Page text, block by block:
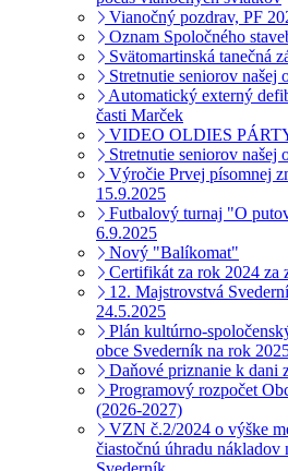
Vianočný pozdrav, PF
Oznam Spoločného
Svätomartinská tanečná
Stretnutie seniorov našej
Automatický externý
časti Marček
VIDEO OLDIES
Stretnutie seniorov našej
Výročie Prvej písomnej
15.9.2025
Futbalový turnaj "O
6.9.2025
Nový "Balíkomat"
Certifikát za rok 2024 za
12. Majstrovstvá
24.5.2025
Plán kultúrno-
obce Svederník na rok
Daňové priznanie k dani
Programový rozpočet
(2026-2027)
VZN č.2/2024 o výške
čiastočnú úhradu